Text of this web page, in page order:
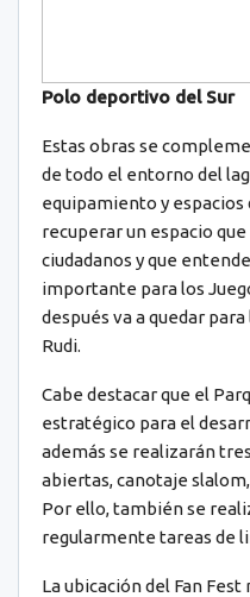
Polo deportivo del Sur
Estas obras se
de todo el entorno del
equipamiento y espacios
recuperar un espacio
ciudadanos y que
importante para los
después va a quedar
Rudi.
Cabe destacar que el
estratégico para el
además se realizarán
abiertas, canotaje
Por ello, también se
regularmente tareas de
La ubicación del Fan Fest